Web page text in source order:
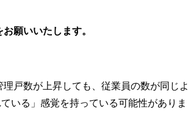
願いいたします。
戸数が上昇しても、従業員の数が同じよ
いる」感覚を持っている可能性がありま